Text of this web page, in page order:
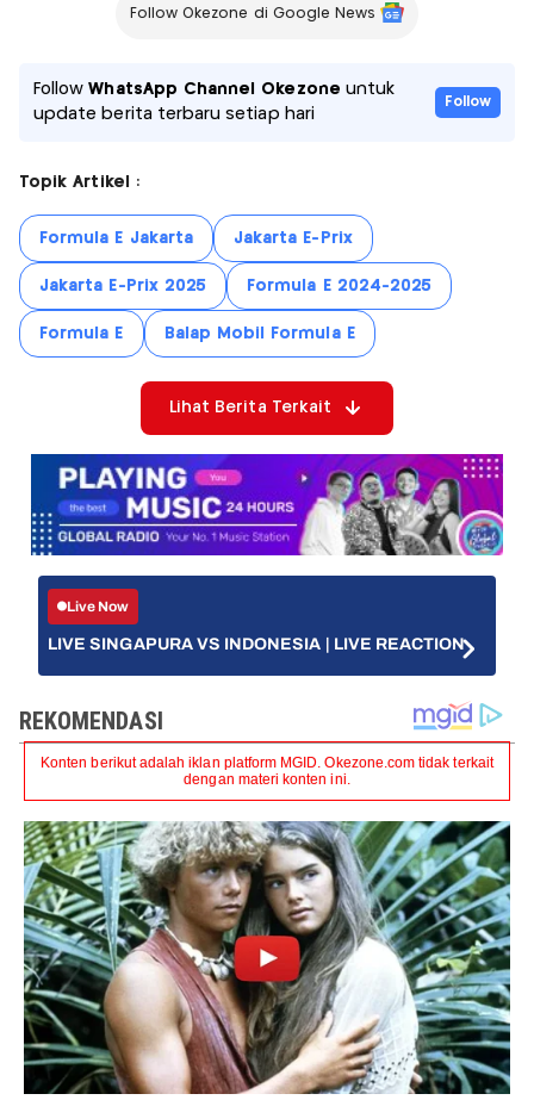
Follow Okezone di Google News
FollowWhatsApp Channel Okezone untuk
update berita terbaru setiap hari
Follow
Topik Artikel :
Formula E Jakarta Jakarta E-Prix
Jakarta E-Prix 2025 Formula E 2024-2025
Formula E Balap Mobil Formula E
Lihat Berita Terkait
Live Now
LIVE SINGAPURA VS INDONESIA | LIVE REACTION